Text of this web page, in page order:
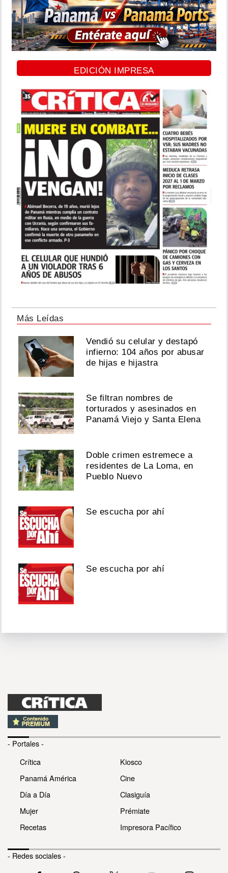
EDICIÓN IMPRESA
Más Leídas
Vendió su celular y destapó
infierno: 104 años por abusar
de hijas e hijastra
Se filtran nombres de
torturados y asesinados en
Panamá Viejo y Santa Elena
Doble crimen estremece a
residentes de La Loma, en
Pueblo Nuevo
Se escucha por ahí
Se escucha por ahí
- Portales -
Crítica
Panamá América
Día a Día
Mujer
Recetas
Kiosco
Cine
Clasiguía
Prémiate
Impresora Pacífico
- Redes sociales -